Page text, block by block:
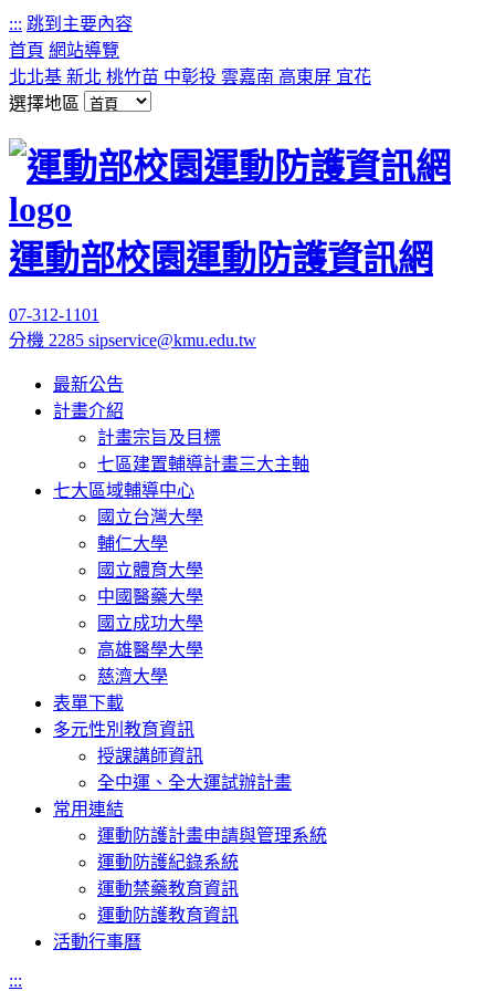
::: 跳到主要內容
首頁 網站導覽
北北基 新北 桃竹苗 中彰投 雲嘉南 高東屏 宜花
選擇地區
運動部校園運動防護資訊網
07-312-1101
分機 2285 sipservice@kmu.edu.tw
最新公告
計畫介紹
計畫宗旨及目標
七區建置輔導計畫三大主軸
七大區域輔導中心
國立台灣大學
輔仁大學
國立體育大學
中國醫藥大學
國立成功大學
高雄醫學大學
慈濟大學
表單下載
多元性別教育資訊
授課講師資訊
全中運、全大運試辦計畫
常用連結
運動防護計畫申請與管理系統
運動防護紀錄系統
運動禁藥教育資訊
運動防護教育資訊
活動行事曆
:::